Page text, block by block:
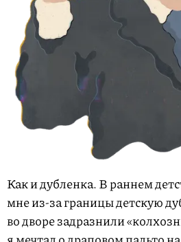
Как и дубленка. В раннем
мне из-за границы детскую
во дворе задразнили